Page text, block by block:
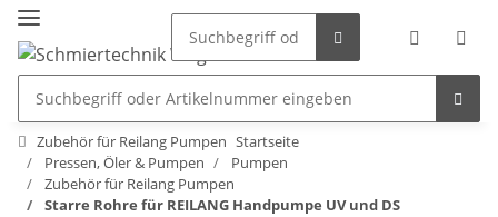
Zubehör für Reilang Pumpen Startseite
Pressen, Öler & Pumpen
Pumpen
Zubehör für Reilang Pumpen
Starre Rohre für REILANG Handpumpe UV und DS